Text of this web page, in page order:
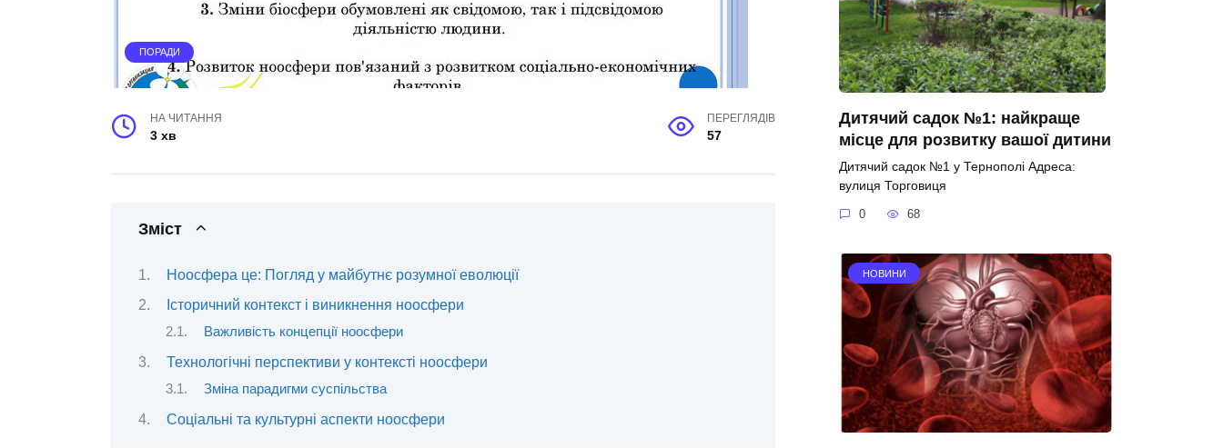
ПОРАДИ
НА ЧИТАННЯ
3 хв
ПЕРЕГЛЯДІВ
57
Зміст
Ноосфера це: Погляд у майбутнє розумної еволюції
Історичний контекст і виникнення ноосфери
Важливість концепції ноосфери
Технологічні перспективи у контексті ноосфери
Зміна парадигми суспільства
Соціальні та культурні аспекти ноосфери
Дитячий садок №1: найкраще
місце для розвитку вашої дитини
Дитячий садок №1 у Тернополі Адреса:
вулиця Торговиця
0 68
НОВИНИ